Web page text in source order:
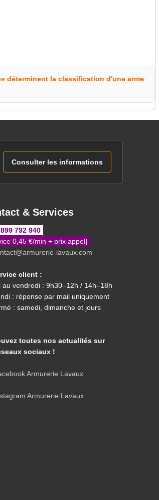
déterminent la classification d'une arme
Consulter les informations
& Services
792 940
0,45 €/min + prix appel]
lavaux.com
client :
au vendredi : 9h30–12h / 14h–18h
: réponse par mail uniquement
: samedi, dimanche et jours
toutes nos actualités sur
sociaux !
Armurerie Lavaux
Armurerie Lavaux